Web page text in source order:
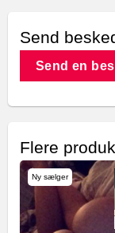
Send
Send en
Flere
Ny sælger